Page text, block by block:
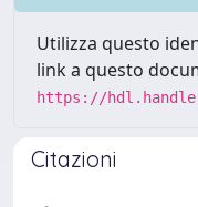
Utilizza questo
link a questo
https://
Citazioni